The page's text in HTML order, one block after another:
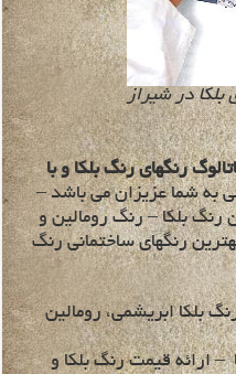
بلکا در شیراز
رنگهای رنگ بلکا و با
به شما عزیزان می باشد –
رنگ بلکا – رنگ رومالین و
رنگهای ساختمانی رنگ
بلکا ابریشمی، رومالین
– ارائه قیمت رنگ بلکا و